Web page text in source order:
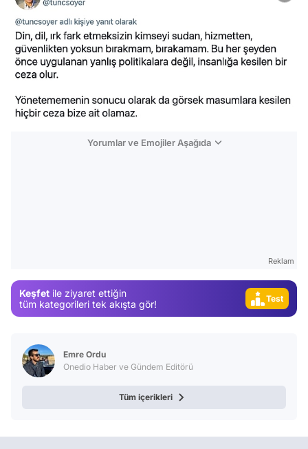
Yorumlar ve Emojiler Aşağıda
Reklam
Keşfet ile ziyaret ettiğin
tüm kategorileri tek akışta gör!
Video
Test
Gündem
Emre Ordu
Onedio Haber ve Gündem Editörü
Tüm içerikleri